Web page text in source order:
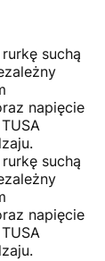
suchą
napięcie
suchą
napięcie